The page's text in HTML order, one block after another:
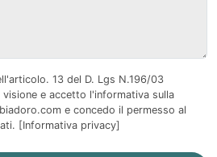
13 del D. Lgs N.196/03
e accetto l'informativa sulla
e concedo il permesso al
[Informativa privacy]